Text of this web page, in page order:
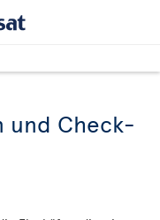
und Check-